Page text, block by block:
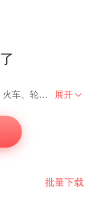
有个叫小溜溜的小男孩特别羡慕爸爸可以坐着飞机、火车、轮船去全国各地出差。有一天，小溜溜在额头上贴了一张邮票，邮筒突然张大了嘴巴把他吞了进去。小溜溜通过邮票去了好多古怪的城市：随便市、巧克力市、玩儿市、啰唆市、急急市、悠悠市…… 展开
批量下载